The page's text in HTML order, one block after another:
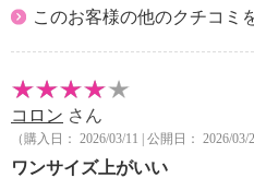
このお客様の他のクチコミ
コロン さん
（購入日： 2026/03/11 | 公開日： 2026/03/
ワンサイズ上がいい